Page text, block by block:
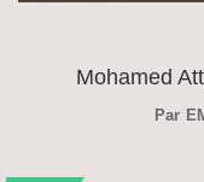
Mohamed
Par